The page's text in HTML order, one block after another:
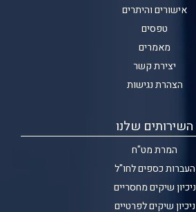
אישורים והיתרים
טפסים
מאמרים
יצירת קשר
הצהרת נגישות
השירותים שלנו
המרת מט"ח
העברות כספים לחו"ל
ניכיון שיקים מחסריים
ניכיון שיקים לפרטיים